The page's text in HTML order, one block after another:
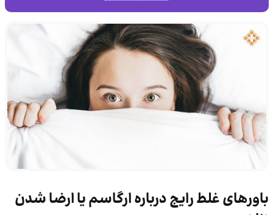
باورهای غلط رایج درباره ارگاسم یا ارضا شدن